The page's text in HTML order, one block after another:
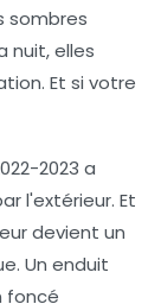
sombres
nuit, elles
Et si votre
2023 a
l'extérieur. Et
devient un
Un enduit
foncé